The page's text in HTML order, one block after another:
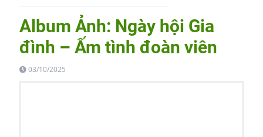
Album Ảnh: Ngày hội Gia
đình – Ấm tình đoàn viên
03/10/2025